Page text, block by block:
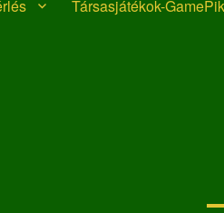
Társasjátékok-